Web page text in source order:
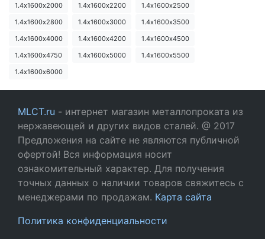
1.4х1600х2000 1.4х1600х2200
1.4х1600х2500
1.4х1600х2800
1.4х1600х3000
1.4х1600х3500
1.4х1600х4000
1.4х1600х4200
1.4х1600х4500
1.4х1600х4750
1.4х1600х5000
1.4х1600х5500
1.4х1600х6000
MLCT.ru - интернет магазин металлопроката из
нержавеющей и других видов сталей. @ 2017
Предложения на сайте не являются публичной
офертой! Вся информация носит
ознакомительный характер. Для получения
точных данных о наличии товаров свяжитесь с
менеджерами по продажам. Карта сайта
Политика конфиденциальности